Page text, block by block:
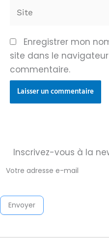
Enregistrer mon
site dans le
commentaire.
Inscrivez-vous à la
Newsletter
2026
Envoyer